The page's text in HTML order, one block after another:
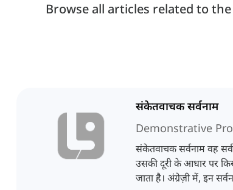
Browse all articles related to
संकेतवाचक सर्वनाम
Demonstrative
संकेतवाचक सर्वनाम वह
उसकी दूरी के आधार पर
जाता है। अंग्रेज़ी में, इन